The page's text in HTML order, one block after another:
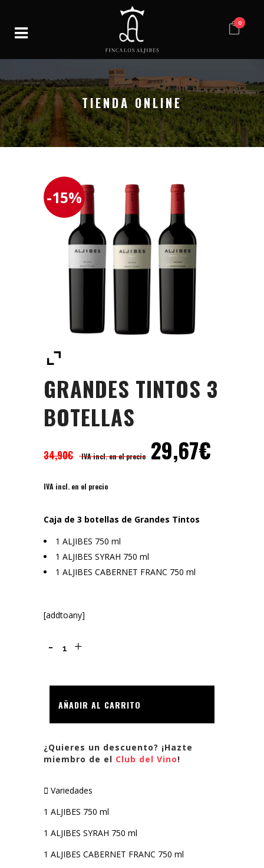
0
TIENDA ONLINE
-15%
GRANDES TINTOS 3
BOTELLAS
34,90€ IVA incl. en el precio 29,67€
IVA incl. en el precio
Caja de 3 botellas de Grandes Tintos
1 ALJIBES 750 ml
1 ALJIBES SYRAH 750 ml
1 ALJIBES CABERNET FRANC 750 ml
[addtoany]
GRANDES
AÑADIR AL CARRITO
¿Quieres un descuento? ¡Hazte
miembro de el Club del Vino!
Variedades
1 ALJIBES 750 ml
1 ALJIBES SYRAH 750 ml
1 ALJIBES CABERNET FRANC 750 ml